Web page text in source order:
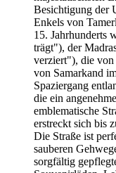
Besichtigung der
Enkels von
15. Jahrhunderts
trägt"), der
verziert"), die von
von Samarkand
Spaziergang
die ein
emblematische
erstreckt sich bis
Die Straße ist
sauberen
sorgfältig